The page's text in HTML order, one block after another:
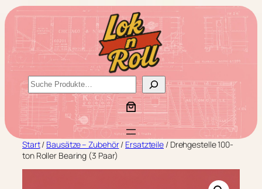
Zum
Inhalt
springen
S
u
c
h
e
n
Start/ Bausätze – Zubehör/ Ersatzteile / Drehgestelle 100-
ton Roller Bearing (3 Paar)